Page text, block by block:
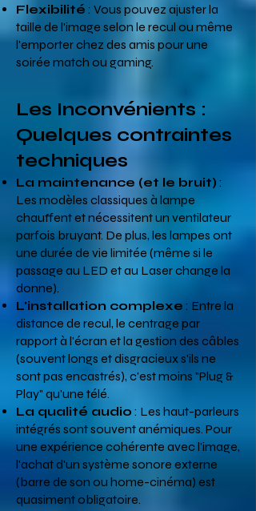
Flexibilité : Vous pouvez ajuster la
taille de l'image selon le recul ou même
l'emporter chez des amis pour une
soirée match ou gaming.
Les Inconvénients :
Quelques contraintes
techniques
La maintenance (et le bruit) :
Les modèles classiques à lampe
chauffent et nécessitent un ventilateur
parfois bruyant. De plus, les lampes ont
une durée de vie limitée (même si le
passage au LED et au Laser change la
donne).
L'installation complexe : Entre la
distance de recul, le centrage par
rapport à l'écran et la gestion des câbles
(souvent longs et disgracieux s'ils ne
sont pas encastrés), c'est moins "Plug &
Play" qu'une télé.
La qualité audio : Les haut-parleurs
intégrés sont souvent anémiques. Pour
une expérience cohérente avec l'image,
l'achat d'un système sonore externe
(barre de son ou home-cinéma) est
quasiment obligatoire.